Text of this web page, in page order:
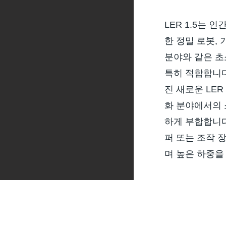
LER 1.5는 인
한 정밀 로봇,
분야와 같은
특히 적합합니
진 새로운
화 분야에서의
하게 부합합니
퍼 또는 조작
며 높은 하중